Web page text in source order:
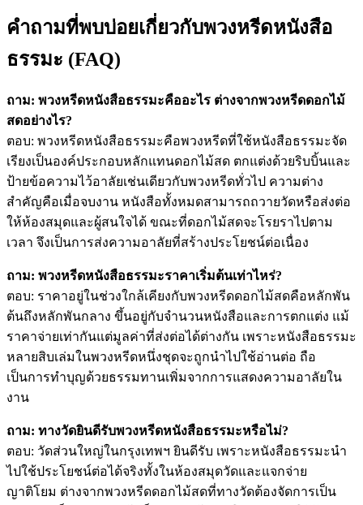
คำถามที่พบบ่อยเกี่ยวกับพวงหรีดหนังสือ
ธรรมะ (FAQ)
ถาม: พวงหรีดหนังสือธรรมะคืออะไร ต่างจากพวงหรีดดอกไม้
สดอย่างไร?
ตอบ: พวงหรีดหนังสือธรรมะคือพวงหรีดที่ใช้หนังสือธรรมะจัด
เรียงเป็นองค์ประกอบหลักแทนดอกไม้สด ตกแต่งด้วยริบบิ้นและ
ป้ายข้อความไว้อาลัยเช่นเดียวกับพวงหรีดทั่วไป ความต่าง
สำคัญคือเมื่อจบงาน หนังสือทั้งหมดสามารถถวายวัดหรือส่งต่อ
ให้ห้องสมุดและผู้สนใจได้ ขณะที่ดอกไม้สดจะโรยราไปตาม
เวลา จึงเป็นการส่งความอาลัยที่สร้างประโยชน์ต่อเนื่อง
ถาม: พวงหรีดหนังสือธรรมะราคาเริ่มต้นเท่าไหร่?
ตอบ: ราคาอยู่ในช่วงใกล้เคียงกับพวงหรีดดอกไม้สดคือหลักพัน
ต้นถึงหลักพันกลาง ขึ้นอยู่กับจำนวนหนังสือและการตกแต่ง แม้
ราคาจ่ายเท่ากันแต่มูลค่าที่ส่งต่อได้ต่างกัน เพราะหนังสือธรรมะ
หลายสิบเล่มในพวงหรีดหนึ่งชุดจะถูกนำไปใช้อ่านต่อ ถือ
เป็นการทำบุญด้วยธรรมทานเพิ่มจากการแสดงความอาลัยใน
งาน
ถาม: ทางวัดยินดีรับพวงหรีดหนังสือธรรมะหรือไม่?
ตอบ: วัดส่วนใหญ่ในกรุงเทพฯ ยินดีรับ เพราะหนังสือธรรมะนำ
ไปใช้ประโยชน์ต่อได้จริงทั้งในห้องสมุดวัดและแจกจ่าย
ญาติโยม ต่างจากพวงหรีดดอกไม้สดที่ทางวัดต้องจัดการเป็น